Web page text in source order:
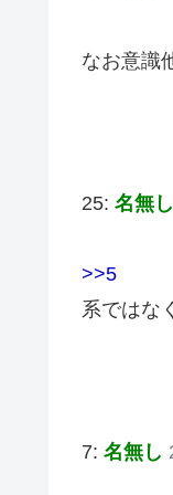
なお意識
25: 名無し
>>5
系ではな
7: 名無し